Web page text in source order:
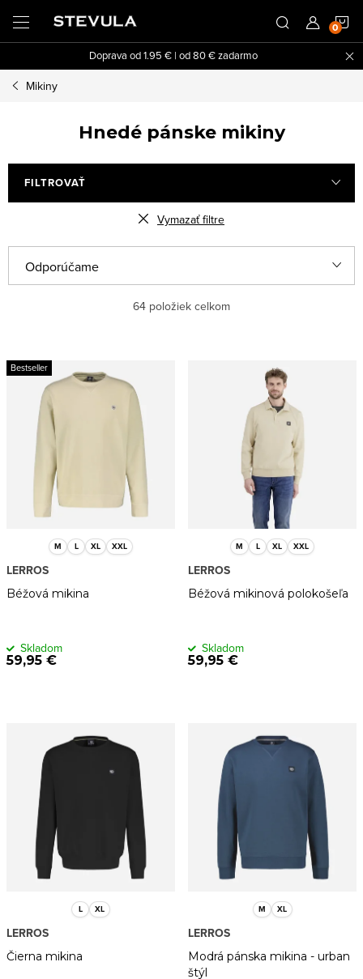
obsah
Doprava od 1.95 € | od 80 € zadarmo
Mikiny
Hnedé pánske mikiny
FILTROVAŤ
Vymazať filtre
ý
s
o
v
a
n
k
t
v
Odporúčame
Najpredávanejšie
Abecedne
64 položiek celkom
Bestseller
M L XL XXL
Béžová mikina
LERROS
59,95 €
Skladom
M L XL XXL
Béžová mikinová polokošeľa
LERROS
59,95 €
Skladom
L XL
Čierna mikina
LERROS
M XL
Modrá pánska mikina - urban
štýl
LERROS